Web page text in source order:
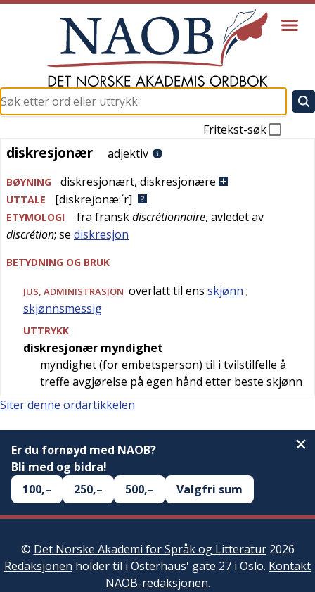
Fritekst-søk
diskresjonær
diskresjonær adjektiv
BØYNING diskresjonært, diskresjonære
UTTALE [diskreʃonæ:´r]
ETYMOLOGI fra franskdiscrétionnaire, avledet av
discrétion; se diskresjon
BETYDNING OG BRUK
JUS, ADMINISTRASJON overlatt til ens skjønn ;
skjønnsmessig
UTTRYKK
diskresjonær myndighet
myndighet (for embetsperson) til i tvilstilfelle å
treffe avgjørelse på egen hånd etter beste skjønn
Siter denne ordartikkelen
Er du fornøyd med NAOB?
Bli med og bidra!
100,–
250,– 500,– Valgfri sum
© Det Norske Akademi for Språk og Litteratur2026
Redaksjonen holder til i Osterhaus' gate 27 i Oslo. Kontakt
NAOB-redaksjonen.